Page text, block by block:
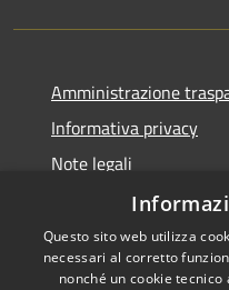
Amministrazione
Informativa privacy
Note legali
Dichiarazione di
Questo sito web utilizza
necessari al corretto
nonché un cookie